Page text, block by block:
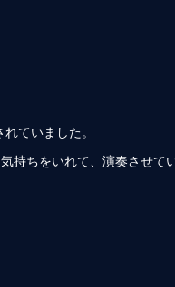
ていました。
持ちをいれて、演奏させて